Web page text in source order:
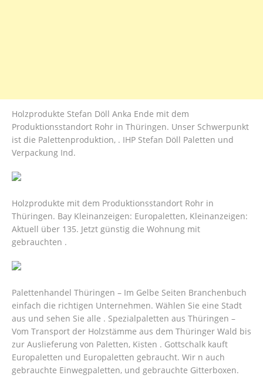
Holzprodukte Stefan Döll Anka Ende mit dem
Produktionsstandort Rohr in Thüringen. Unser Schwerpunkt
ist die Palettenproduktion, . IHP Stefan Döll Paletten und
Verpackung Ind.
Holzprodukte mit dem Produktionsstandort Rohr in
Thüringen. Bay Kleinanzeigen: Europaletten, Kleinanzeigen:
Aktuell über 135. Jetzt günstig die Wohnung mit
gebrauchten .
Palettenhandel Thüringen – Im Gelbe Seiten Branchenbuch
einfach die richtigen Unternehmen. Wählen Sie eine Stadt
aus und sehen Sie alle . Spezialpaletten aus Thüringen –
Vom Transport der Holzstämme aus dem Thüringer Wald bis
zur Auslieferung von Paletten, Kisten . Gottschalk kauft
Europaletten und Europaletten gebraucht. Wir n auch
gebrauchte Einwegpaletten, und gebrauchte Gitterboxen.